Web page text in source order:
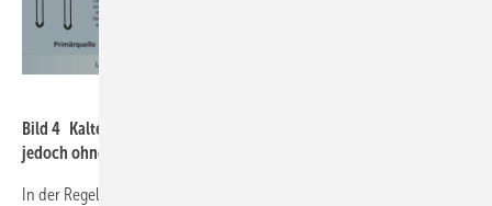
Bild 4 Kalten Nahwärmenetzen gehört die Zukunft. Ihr Betrieb ist
jedoch ohne Monitoring auf die Dauer kaum wirtschaftlich.
In der Regel liegen diese Netze auf einem Temperaturniveau von 0 bis